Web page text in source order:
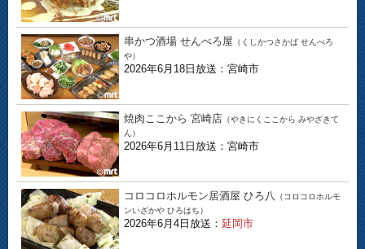
串かつ酒場 せんべろ屋 （くしかつさかば せんべろ
や）
2026年6月18日放送：宮崎市
焼肉ここから 宮崎店 （やきにくここから みやざきて
ん）
2026年6月11日放送：宮崎市
コロコロホルモン居酒屋 ひろ八
（コロコロホルモ
ンいざかや ひろはち）
2026年6月4日放送： 延岡市